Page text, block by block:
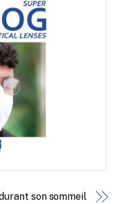
son sommeil